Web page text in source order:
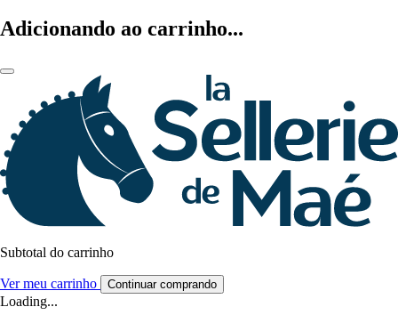
Adicionando ao carrinho...
Subtotal do carrinho
Ver meu carrinho Continuar comprando
Loading...